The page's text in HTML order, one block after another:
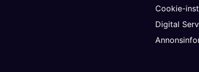
Cookie-
Digital